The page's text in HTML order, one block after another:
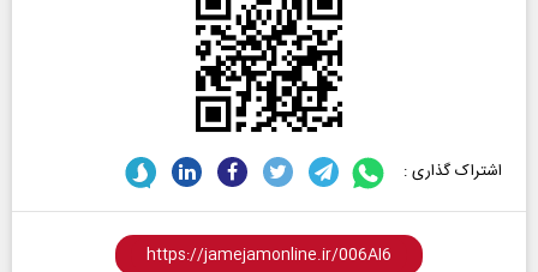
اشتراک گذاری :